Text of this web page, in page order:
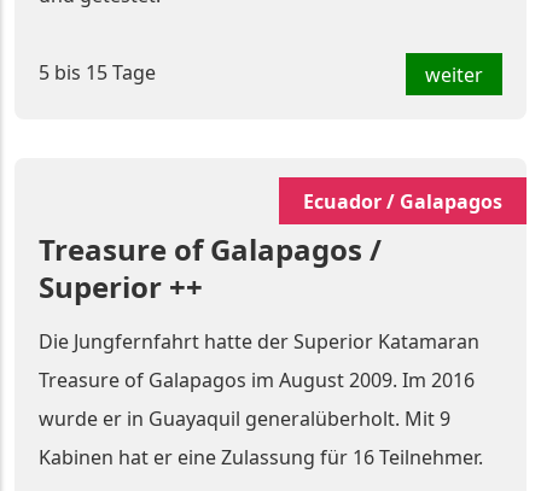
5 bis 15 Tage weiter
Ecuador / Galapagos
Treasure of Galapagos /
Superior ++
Die Jungfernfahrt hatte der Superior Katamaran
Treasure of Galapagos im August 2009. Im 2016
wurde er in Guayaquil generalüberholt. Mit 9
Kabinen hat er eine Zulassung für 16 Teilnehmer.